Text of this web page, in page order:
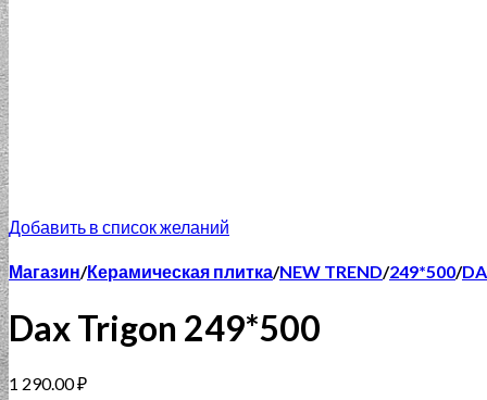
Добавить в список желаний
Магазин/Керамическая плитка/NEW TREND/249*500/
Dax Trigon 249*500
1 290.00₽